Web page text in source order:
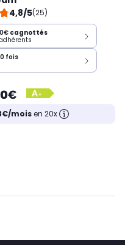
4,8/5(25)
cagnottés
fois
moisen 20x